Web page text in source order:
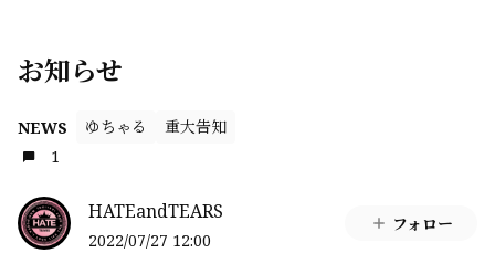
お知らせ
NEWS ゆちゃる
重大告知
1
HATEandTEARS
2022/07/27 12:00
フォロー